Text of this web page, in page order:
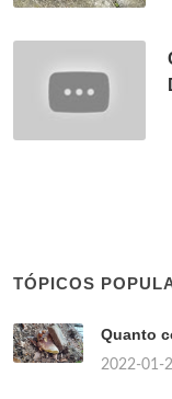
TÓPICOS
Quanto
2022-01-